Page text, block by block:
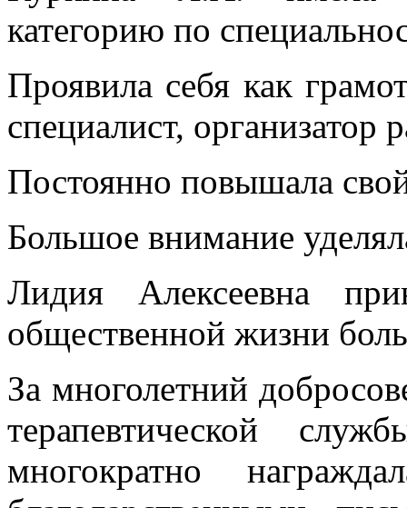
категорию по
Проявила себя как
специалист, организатор
Постоянно повышала
Большое внимание
Лидия Алексеевна
общественной жизни
За многолетний
терапевтической
многократно